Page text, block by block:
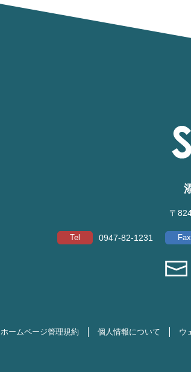
〒
Tel 0947-82-1231 Fax
ホームページ管理規約 個人情報について ウ